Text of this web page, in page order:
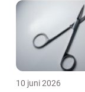
10 juni 2026